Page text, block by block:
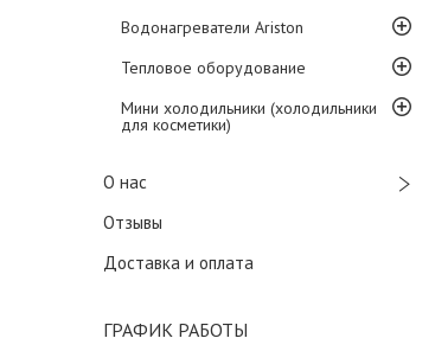
Водонагреватели Ariston
Тепловое оборудование
Мини холодильники (холодильники
для косметики)
О нас
Отзывы
Доставка и оплата
ГРАФИК РАБОТЫ